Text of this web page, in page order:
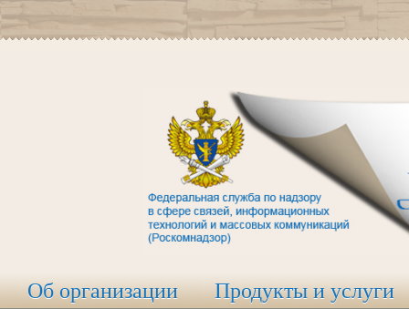
Об организации Продукты и услуги